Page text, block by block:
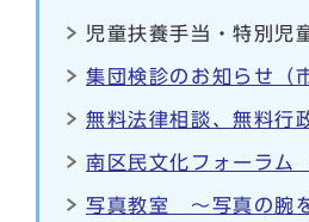
児童扶養手当・特別
集団検診のお知らせ
無料法律相談、無料
南区民文化フォーラ
写真教室 ～写真の腕